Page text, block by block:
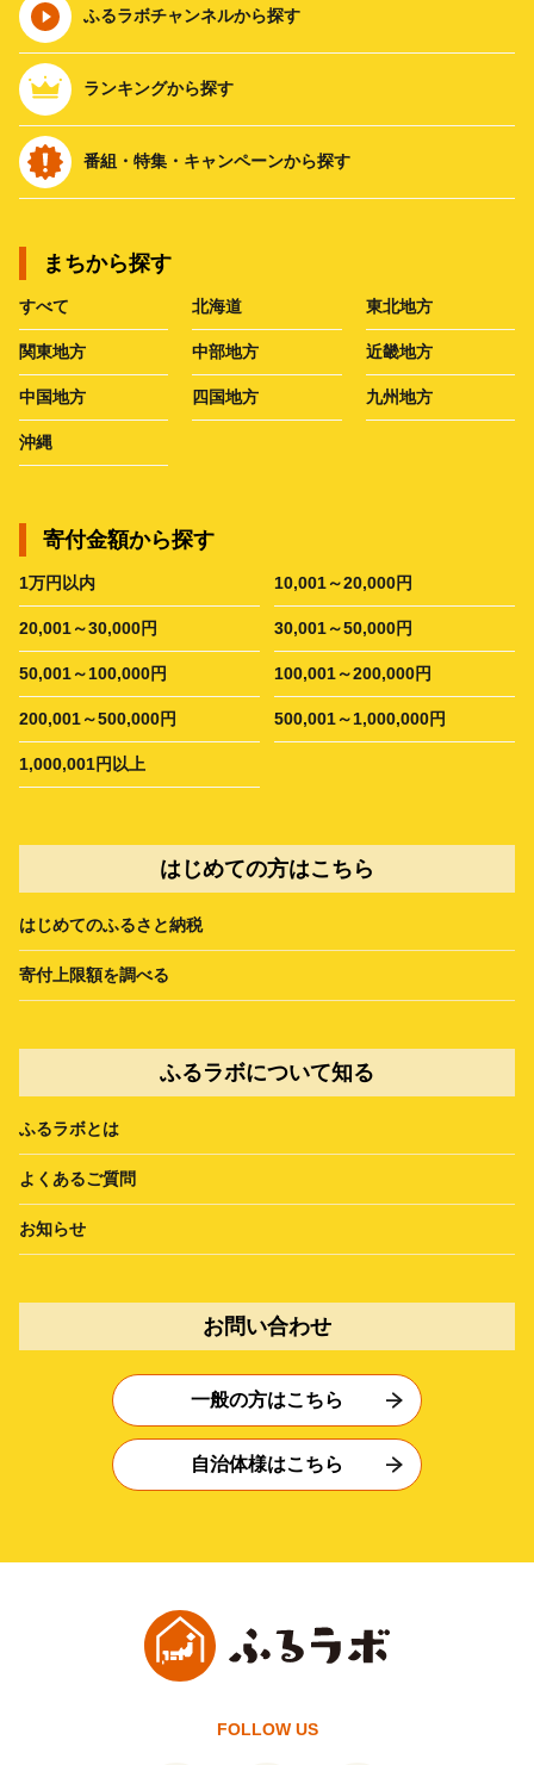
ふるラボチャンネルから探す
ランキングから探す
番組・特集・キャンペーンから探す
まちから探す
すべて 北海道 東北地方
関東地方 中部地方 近畿地方
中国地方 四国地方 九州地方
沖縄
寄付金額から探す
1万円以内 10,001～20,000円
20,001～30,000円 30,001～50,000円
50,001～100,000円 100,001～200,000円
200,001～500,000円 500,001～1,000,000円
1,000,001円以上
はじめての方はこちら
はじめてのふるさと納税
寄付上限額を調べる
ふるラボについて知る
ふるラボとは
よくあるご質問
お知らせ
お問い合わせ
一般の方はこちら
自治体様はこちら
FOLLOW US